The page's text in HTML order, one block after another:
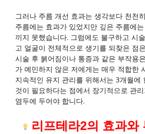
그러나 주름 개선 효과는 생각보다 천천
주름에는 효과가 있었지만 깊은 주름에
끼지 못했습니다. 그럼에도 불구하고 시
고 얼굴이 전체적으로 생기를 되찾은 점
시술 후 붉어짐이나 통증과 같은 부작용
가 예민하지 않은 저에게는 매우 적합한
지속적인 유지 관리를 위해서는 3개월에
것이 필요하다는 점에서 장기적으로 관
염두에 두어야 합니다.
리프테라2의 효과와